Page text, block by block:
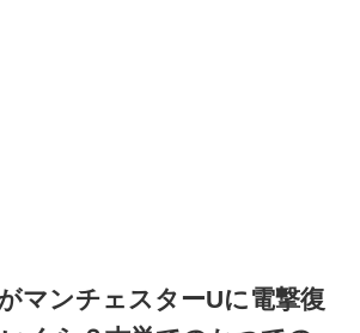
マンチェスターUに電撃復